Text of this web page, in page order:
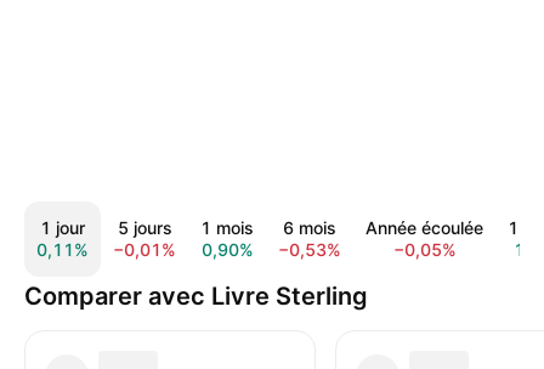
1 jour
0,11%
5 jours
−0,01%
1 mois
0,90%
6 mois
−0,53%
Année écoulée
−0,05%
1
Comparer avec Livre Sterling